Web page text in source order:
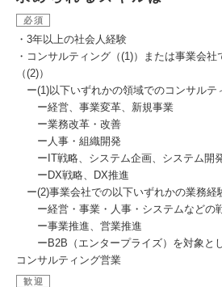
必須
・3年以上の社会人経験
・コンサルティング（(1)）または事業会
（(2)）
ー(1)以下いずれかの領域でのコンサルテ
ー経営、事業変革、新規事業
ー業務改革・改善
ー人事・組織開発
ーIT戦略、システム企画、システム開
ーDX戦略、DX推進
ー(2)事業会社での以下いずれかの業務経
ー経営・事業・人事・システムなどの
ー事業推進、営業推進
ーB2B（エンタープライズ）を対象とし
コンサルティング営業
歓迎